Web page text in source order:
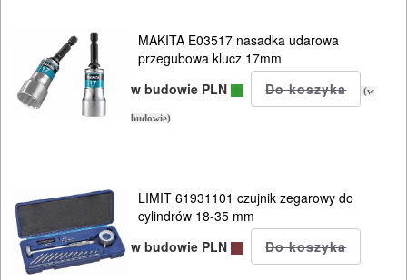
CIŚNIENIOWEMAKITA E03517 nasadka udarowa
przegubowa klucz 17mm
w budowie PLN
(w
budowie)
LIMIT 61931101 czujnik zegarowy do
cylindrów 18-35 mm
w budowie PLN